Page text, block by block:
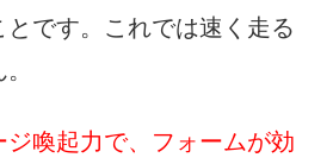
とです。これでは速く走る
喚起力で、フォームが効